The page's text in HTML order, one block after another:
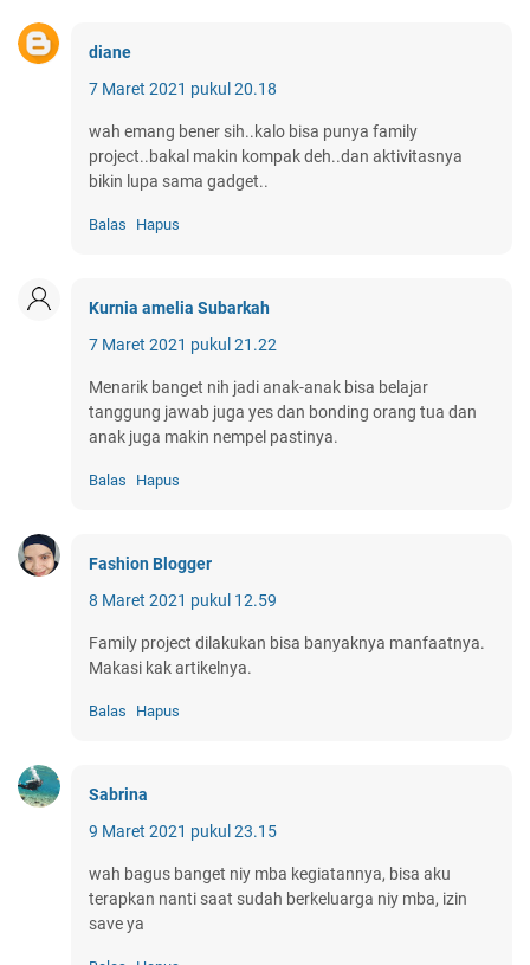
diane
7 Maret 2021 pukul 20.18
wah emang bener sih..kalo bisa punya family
project..bakal makin kompak deh..dan aktivitasnya
bikin lupa sama gadget..
Balas Hapus
Kurnia amelia Subarkah
7 Maret 2021 pukul 21.22
Menarik banget nih jadi anak-anak bisa belajar
tanggung jawab juga yes dan bonding orang tua dan
anak juga makin nempel pastinya.
Balas Hapus
Fashion Blogger
8 Maret 2021 pukul 12.59
Family project dilakukan bisa banyaknya manfaatnya.
Makasi kak artikelnya.
Balas Hapus
Sabrina
9 Maret 2021 pukul 23.15
wah bagus banget niy mba kegiatannya, bisa aku
terapkan nanti saat sudah berkeluarga niy mba, izin
save ya